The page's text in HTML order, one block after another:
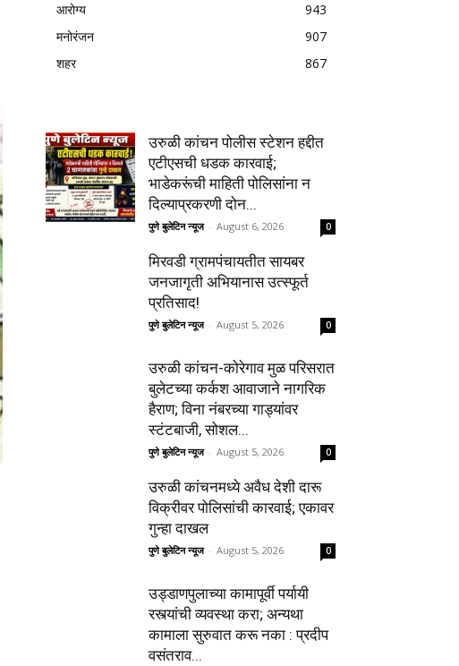
आरोग्य
943
मनोरंजन
907
शहर
867
उरुळी कांचन पोलीस स्टेशन हद्दीत
एटीएसची धडक कारवाई;
भाडेकरूंची माहिती पोलिसांना न
दिल्याप्रकरणी दोन...
पुणे बुलेटिन न्यूज - August 6, 2026 0
मिरवडी ग्रामपंचायतीत सायबर
जनजागृती अभियानास उत्स्फूर्त
प्रतिसाद!
पुणे बुलेटिन न्यूज - August 5, 2026 0
उरुळी कांचन-कोरेगाव मुळ परिसरात
बुलेटच्या कर्कश आवाजाने नागरिक
हैराण; विना नंबरच्या गाड्यांवर
स्टंटबाजी, सोशल...
पुणे बुलेटिन न्यूज - August 5, 2026 0
उरुळी कांचनमध्ये अवैध देशी दारू
विक्रीवर पोलिसांची कारवाई; एकावर
गुन्हा दाखल
पुणे बुलेटिन न्यूज - August 5, 2026 0
उड्डाणपुलाच्या कामापूर्वी पर्यायी
रस्त्यांची व्यवस्था करा; अन्यथा
कामाला सुरुवात करू नका : प्रदीप
वसंतराव...